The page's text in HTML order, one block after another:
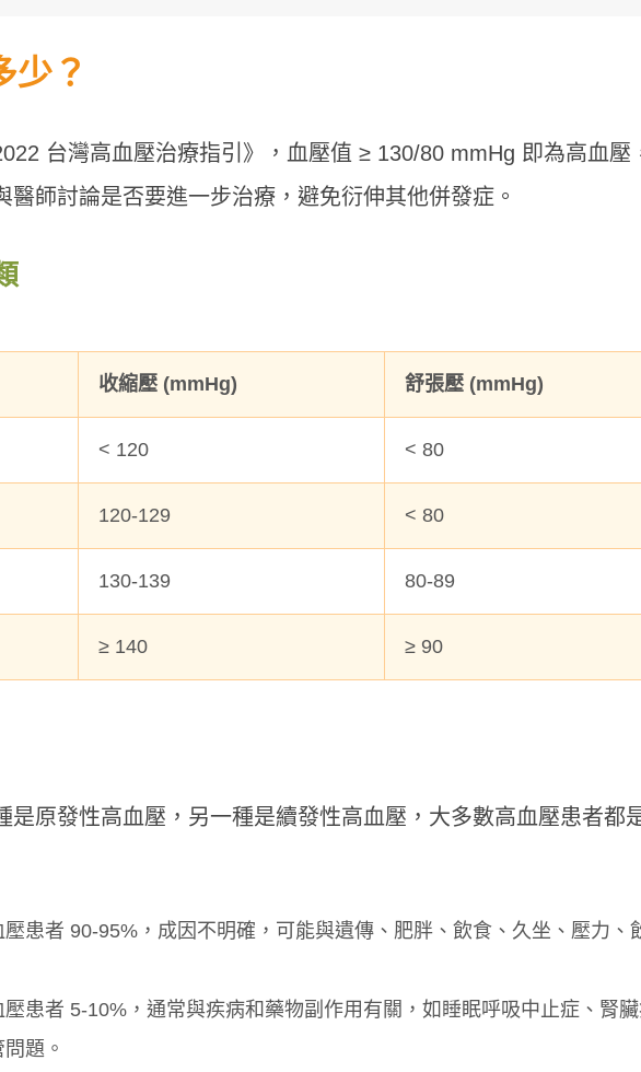
少？
台灣高血壓治療指引》，血壓值 ≥ 130/80 mmHg 即為高血壓
醫師討論是否要進一步治療，避免衍伸其他併發症。
收縮壓 (mmHg) 舒張壓 (mmHg)
< 120 < 80
120-129 < 80
130-139 80-89
≥ 140 ≥ 90
是原發性高血壓，另一種是續發性高血壓，大多數高血壓患者都
壓患者 90-95%，成因不明確，可能與遺傳、肥胖、飲食、久坐、壓力、
壓患者 5-10%，通常與疾病和藥物副作用有關，如睡眠呼吸中止症、腎
題。
年末聚餐多腸胃不適？天冷哈啾打不
不喝咖啡就好累？營養師